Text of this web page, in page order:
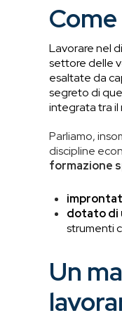
Lavorare nel
settore delle
esaltate da
segreto di
integrata tra il
Parliamo,
discipline
formazione
dotato di
strumenti
Un